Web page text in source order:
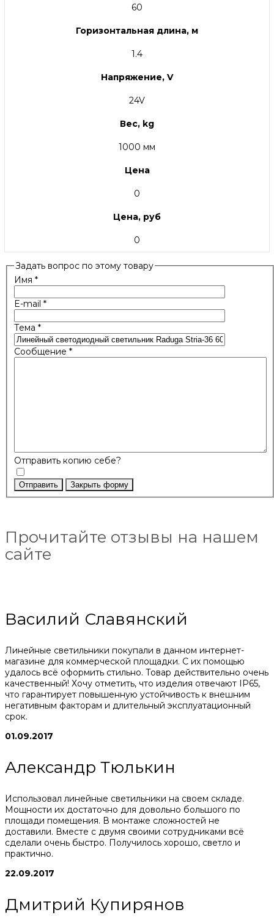
60
Горизонтальная длина, м
1.4
Напряжение, V
24V
Вес, kg
1000 мм
Цена
0
Цена, руб
0
Задать вопрос по этому товару
Имя *
E-mail *
Тема *
Сообщение *
Отправить копию себе?
Отправить Закрыть форму
Прочитайте отзывы на нашем
сайте
Василий Славянский
Линейные светильники покупали в данном интернет-
магазине для коммерческой площадки. С их помощью
удалось всё оформить стильно. Товар действительно очень
качественный! Хочу отметить, что изделия отвечают IP65,
что гарантирует повышенную устойчивость к внешним
негативным факторам и длительный эксплуатационный
срок.
01.09.2017
Александр Тюлькин
Использовал линейные светильники на своем складе.
Мощности их достаточно для довольно большого по
площади помещения. В монтаже сложностей не
доставили. Вместе с двумя своими сотрудниками всё
сделали очень быстро. Получилось хорошо, светло и
практично.
22.09.2017
Дмитрий Купирянов